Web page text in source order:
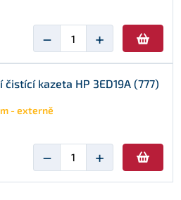
− +
čistící kazeta HP 3ED19A (777)
- externě
− +